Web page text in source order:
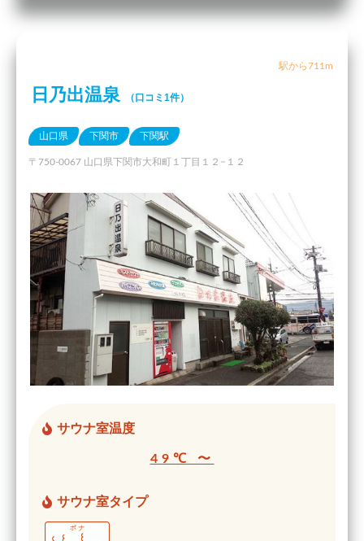
駅から711m
日乃出温泉 （口コミ1件）
山口県 下関市 下関駅
〒750-0067 山口県下関市大和町１丁目１２−１２
サウナ室温度
49℃ 〜
サウナ室タイプ